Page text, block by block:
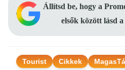
Állítsd be, hogy a
elsők között lásd
Tourist Cikkek